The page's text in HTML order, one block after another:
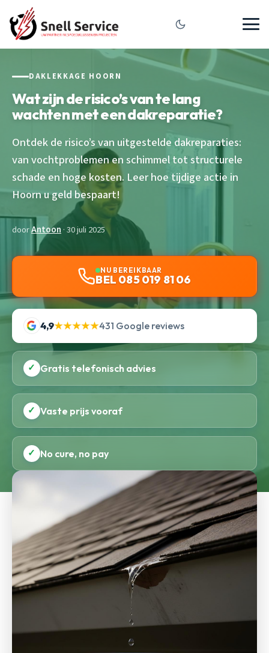
DAKLEKKAGE HOORN
Wat zijn de risico’s van te lang
wachten met een dakreparatie?
Ontdek de risico’s van uitgestelde dakreparaties:
van vochtproblemen en schimmel tot structurele
schade en hoge kosten. Leer hoe tijdige actie in
Hoorn u geld bespaart!
doorAntoon · 30 juli 2025
NU BEREIKBAAR
BEL 085 019 81 06
4,9★★★★★431 Google reviews
✓ Gratis telefonisch advies
✓ Vaste prijs vooraf
✓ No cure, no pay